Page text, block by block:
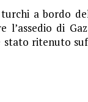
a bordo
l’assedio di
stato ritenuto